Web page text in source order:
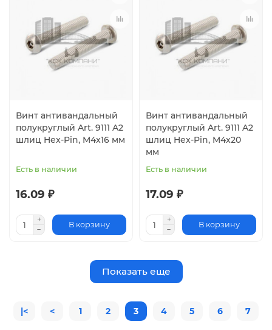
Винт антивандальный
полукруглый Art. 9111 A2
шлиц Hex-Pin, M4x16 мм
Есть в наличии
16.09 ₽
В корзину
Винт антивандальный
полукруглый Art. 9111 A2
шлиц Hex-Pin, M4x20
мм
Есть в наличии
17.09 ₽
В корзину
Показать еще
|< < 1 2 3 4 5 6 7